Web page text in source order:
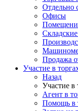
Отдельно
Офисы
Продажа
Участие в
Назад
Участие в
Агент в
Помощь в